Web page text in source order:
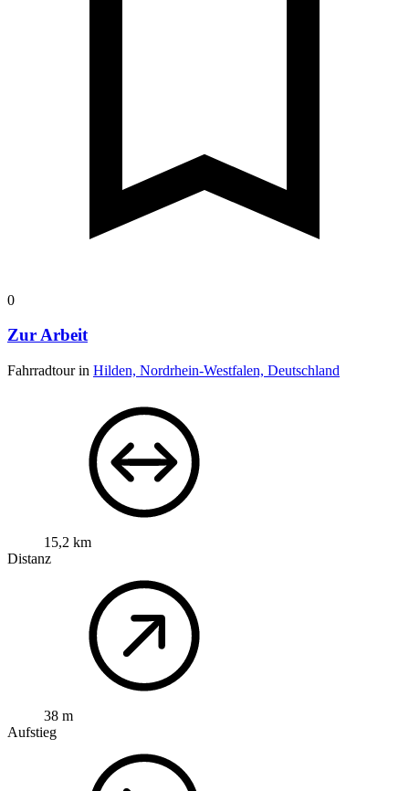
0
Zur Arbeit
Fahrradtour in Hilden, Nordrhein-Westfalen, Deutschland
15,2 km
Distanz
38 m
Aufstieg